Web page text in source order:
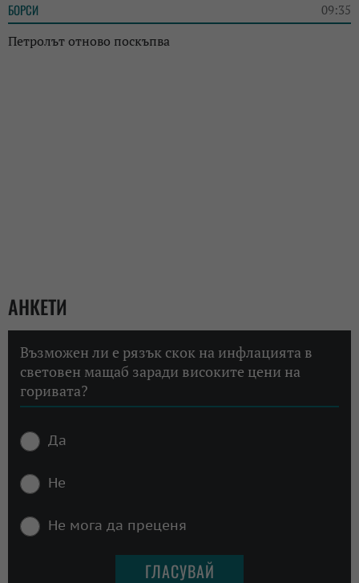
БОРСИ 09:35
Петролът отново поскъпва
АНКЕТИ
Възможен ли е рязък скок на инфлацията в
световен мащаб заради високите цени на
горивата?
Да
Не
Не мога да преценя